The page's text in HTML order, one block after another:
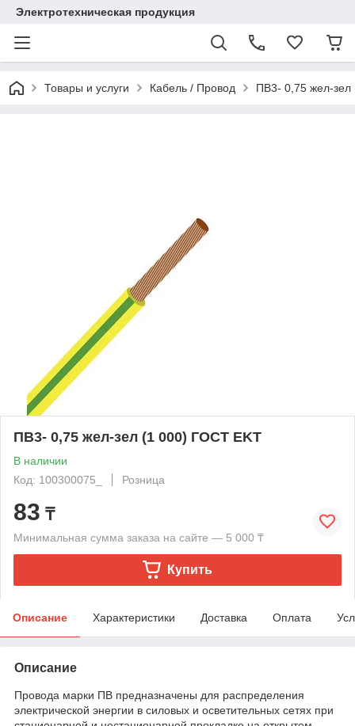
Электротехническая продукция
Товары и услуги Кабель / Провод ПВ3- 0,75 жел-
ПВ3- 0,75 жел-зел (1 000) ГОСТ EKT
В наличии
Код: 100300075_
Розница
83 ₸
Минимальная сумма заказа на сайте — 5 000 ₸
Купить
Описание Характеристики Доставка Оплата
Описание
Провода марки ПВ предназначены для распределения
электрической энергии в силовых и осветительных сетях при